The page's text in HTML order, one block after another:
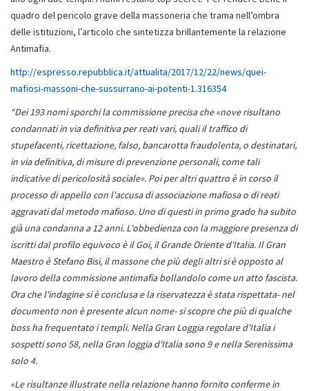
quadro del pericolo grave della massoneria che trama nell’ombra
delle istituzioni, l’articolo che sintetizza brillantemente la relazione
Antimafia.
http://espresso.repubblica.it/attualita/2017/12/22/news/quei-
mafiosi-massoni-che-sussurrano-ai-potenti-1.316354
“Dei 193 nomi sporchi la commissione precisa che «nove risultano
condannati in via definitiva per reati vari, quali il traffico di
stupefacenti, ricettazione, falso, bancarotta fraudolenta, o destinatari,
in via definitiva, di misure di prevenzione personali, come tali
indicative di pericolosità sociale». Poi per altri quattro è in corso il
processo di appello con l'accusa di associazione mafiosa o di reati
aggravati dal metodo mafioso. Uno di questi in primo grado ha subito
già una condanna a 12 anni. L'obbedienza con la maggiore presenza di
iscritti dal profilo equivoco è il Goi, il Grande Oriente d'Italia. Il Gran
Maestro è Stefano Bisi, il massone che più degli altri si è opposto al
lavoro della commissione antimafia bollandolo come un atto fascista.
Ora che l'indagine si è conclusa e la riservatezza è stata rispettata- nel
documento non è presente alcun nome- si scopre che più di qualche
boss ha frequentato i templi. Nella Gran Loggia regolare d'Italia i
sospetti sono 58, nella Gran loggia d'Italia sono 9 e nella Serenissima
solo 4.
«Le risultanze illustrate nella relazione hanno fornito conferme in